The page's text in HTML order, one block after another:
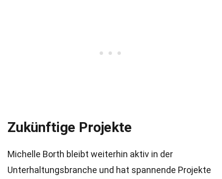
Zukünftige Projekte
Michelle Borth bleibt weiterhin aktiv in der
Unterhaltungsbranche und hat spannende Projekte